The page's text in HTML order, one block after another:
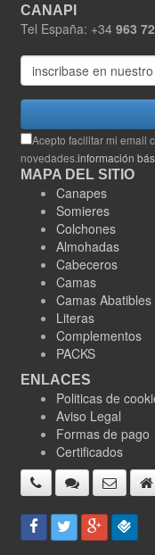
CANAPI
Tel España: +34 963
Acepto facilitar mi email
novedades.información
MAPA DEL SITIO
Canapes
Somieres
Colchones
Almohadas
Cabeceros
Camas
Camas Abatibles
Literas
Complementos
PACKS
ENLACES
Politicas de
Aviso Legal
Formas de pago
Certificados